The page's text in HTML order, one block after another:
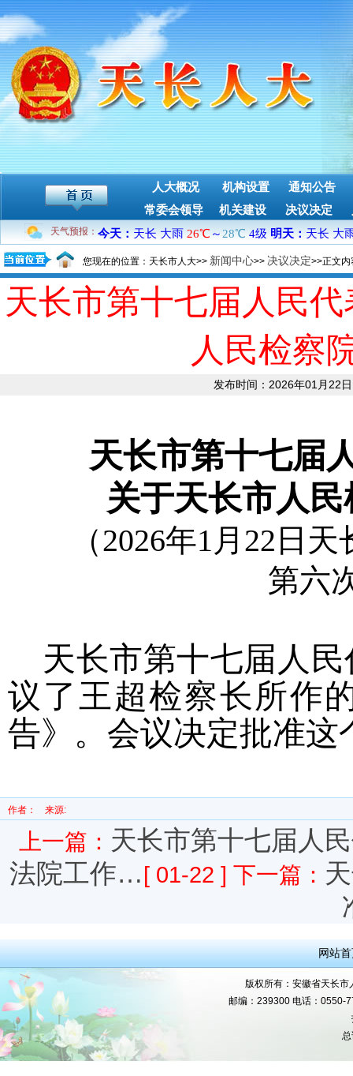
人大概况 机构设置
通知公告
常委会领导
机关建设 决议决定
天气预报：
您现在的位置：天长市人大>> 新闻中心>> 决议决定>>正文内
天长市第十七届人民
人民检察
发布时间：2026年01月22日
天长市第十七届
关于天长市人
（2026年1月22日
第六
天长市第十七届人
议了 王超检察长所作
告》。会议决定批准这
作者： 来源:
上一篇： 天长市第十七届人
法院工作…[ 01-22 ] 下一篇：
网站
版权所有：安徽省天长
邮编：239300 电话：0550-